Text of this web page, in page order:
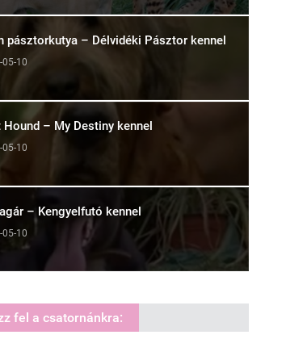
pásztorkutya – Délvidéki Pásztor kennel
10
Hound – My Destiny kennel
10
– Kengyelfutó kennel
10
fel a csatornánkra: